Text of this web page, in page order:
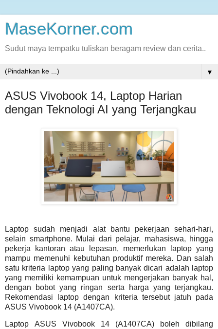
MaseKorner.com
Sudut maya tempatku tuliskan beragam review dan cerita..
▼
ASUS Vivobook 14, Laptop Harian
dengan Teknologi AI yang Terjangkau
Laptop sudah menjadi alat bantu pekerjaan sehari-hari,
selain smartphone. Mulai dari pelajar, mahasiswa, hingga
pekerja kantoran atau lepasan, memerlukan laptop yang
mampu memenuhi kebutuhan produktif mereka. Dan salah
satu kriteria laptop yang paling banyak dicari adalah laptop
yang memiliki kemampuan untuk mengerjakan banyak hal,
dengan bobot yang ringan serta harga yang terjangkau.
Rekomendasi laptop dengan kriteria tersebut jatuh pada
ASUS Vivobook 14 (A1407CA).
Laptop ASUS Vivobook 14 (A1407CA) boleh dibilang